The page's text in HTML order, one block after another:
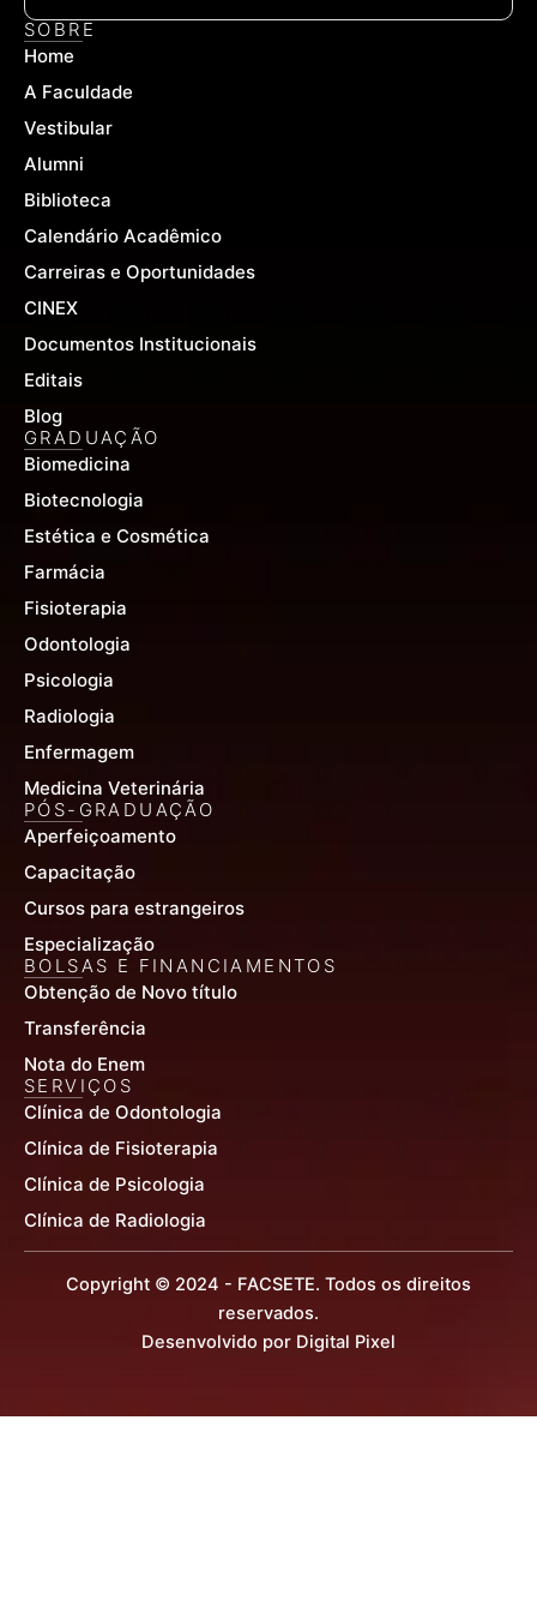
e
b
o
k
f
t t
SOBRE
Home
A Faculdade
Vestibular
Alumni
Biblioteca
Calendário Acadêmico
Carreiras e Oportunidades
CINEX
Documentos Institucionais
Editais
Blog
GRADUAÇÃO
Biomedicina
Biotecnologia
Estética e Cosmética
Farmácia
Fisioterapia
Odontologia
Psicologia
Radiologia
Enfermagem
Medicina Veterinária
PÓS-GRADUAÇÃO
Aperfeiçoamento
Capacitação
Cursos para estrangeiros
Especialização
BOLSAS E FINANCIAMENTOS
Obtenção de Novo título
Transferência
Nota do Enem
SERVIÇOS
Clínica de Odontologia
Clínica de Fisioterapia
Clínica de Psicologia
Clínica de Radiologia
Copyright © 2024 - FACSETE. Todos os direitos
reservados.
Desenvolvido por Digital Pixel